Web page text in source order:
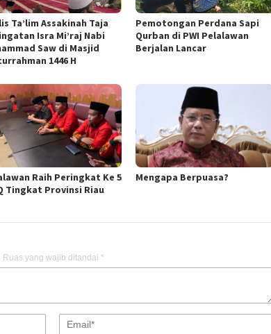
Ta’lim Assakinah Taja
Isra Mi’raj Nabi
Saw di Masjid
1446 H
Pemotongan Perdana Sapi
Qurban di PWI Pelalawan
Berjalan Lancar
Raih Peringkat Ke 5
Tingkat Provinsi Riau
Mengapa Berpuasa?
Ruas yang wajib ditandai *